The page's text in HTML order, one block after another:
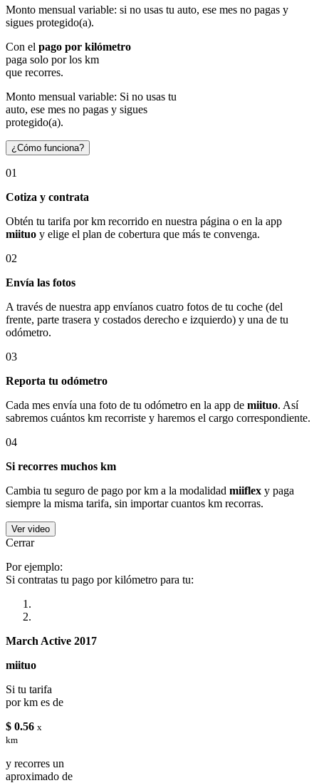
Monto mensual variable: si no usas tu auto, ese mes no pagas y
sigues protegido(a).
Con el pago por kilómetro
paga solo por los km
que recorres.
Monto mensual variable: Si no usas tu
auto, ese mes no pagas y sigues
protegido(a).
¿Cómo funciona?
01
Cotiza y contrata
Obtén tu tarifa por km recorrido en nuestra página o en la app
miituo y elige el plan de cobertura que más te convenga.
02
Envía las fotos
A través de nuestra app envíanos cuatro fotos de tu coche (del
frente, parte trasera y costados derecho e izquierdo) y una de tu
odómetro.
03
Reporta tu odómetro
Cada mes envía una foto de tu odómetro en la app de miituo. Así
sabremos cuántos km recorriste y haremos el cargo correspondiente.
04
Si recorres muchos km
Cambia tu seguro de pago por km a la modalidad miiflex y paga
siempre la misma tarifa, sin importar cuantos km recorras.
Ver video
Cerrar
Por ejemplo:
Si contratas tu pago por kilómetro para tu:
March Active 2017
miituo
Si tu tarifa
por km es de
$ 0.56 x
km
y recorres un
aproximado de